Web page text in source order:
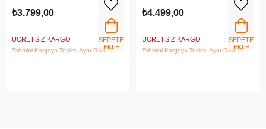
₺3.799,00
ÜCRETSIZ KARGO
Tahmini Kargoya Teslim: Aynı Gün
SEPETE
EKLE
₺4.499,00
ÜCRETSIZ KARGO
Tahmini Kargoya Teslim: Aynı Gün
SEPETE
EKLE